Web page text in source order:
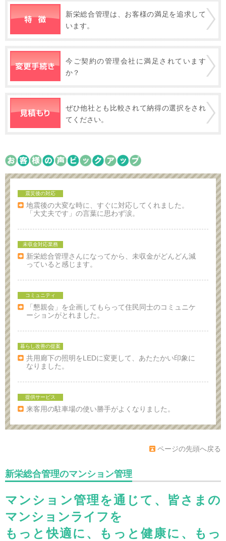
新栄総合管理は、お客様の満足を追求して
います。
今ご契約の管理会社に満足されています
か？
ぜひ他社とも比較されて納得の選択をされ
てください。
震災後の対応
地震後の大変な時に、すぐに対応してくれました。
「大丈夫です」の言葉に思わず涙。
未収金対応業務
新栄総合管理さんになってから、未収金がどんどん減
っていると感じます。
コミュニティ
「懇親会」を企画してもらって住民同士のコミュニケ
ーションがとれました。
暮らし改善の提案
共用廊下の照明をLEDに変更して、あたたかい印象に
なりました。
提供サービス
来客用の駐車場の使い勝手がよくなりました。
ページの先頭へ戻る
新栄総合管理のマンション管理
マンション管理を通じて、皆さまの
マンションライフを
もっと快適に、もっと健康に、もっ